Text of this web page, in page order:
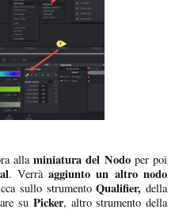
allaminiatura del Nodoper poi
. Verràaggiunto un altro nodo
sullo strumentoQualifier, della
su Picker, altro strumento della